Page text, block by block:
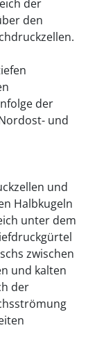
der
den
der
und
und
Halbkugeln
unter dem
zwischen
und kalten
der